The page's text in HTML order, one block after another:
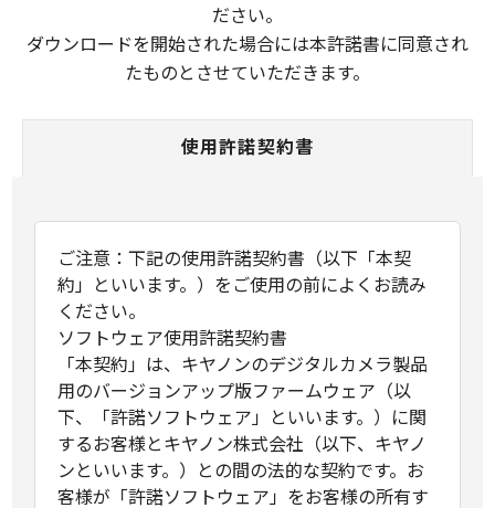
ださい。
ダウンロードを開始された場合には本許諾書に同意され
たものとさせていただきます。
使用許諾契約書
ご注意：下記の使用許諾契約書（以下「本契
約」といいます。）をご使用の前によくお読み
ください。
ソフトウェア使用許諾契約書
「本契約」は、キヤノンのデジタルカメラ製品
用のバージョンアップ版ファームウェア（以
下、「許諾ソフトウェア」といいます。）に関
するお客様とキヤノン株式会社（以下、キヤノ
ンといいます。）との間の法的な契約です。お
客様が「許諾ソフトウェア」をお客様の所有す